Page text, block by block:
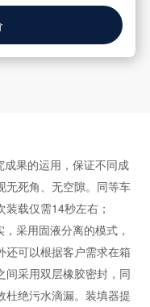
果的运用，保证不同成
无死角、无空隙。同等车
载仅需14秒左右；
采用固液分离的模式，
还可以根据客户需求在箱
间采用双层橡胶密封，同
杜绝污水滴漏。装填器提